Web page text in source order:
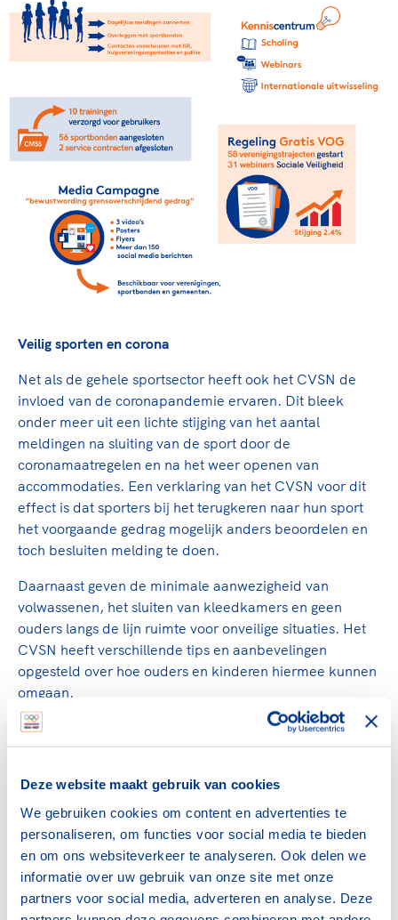
Deze website maakt gebruik van cookies
We gebruiken cookies om content en advertenties te
personaliseren, om functies voor social media te bieden
en om ons websiteverkeer te analyseren. Ook delen we
informatie over uw gebruik van onze site met onze
partners voor social media, adverteren en analyse. Deze
Veilig sporten en corona
Net als de gehele sportsector heeft ook het CVSN de
invloed van de coronapandemie ervaren. Dit bleek
onder meer uit een lichte stijging van het aantal
meldingen na sluiting van de sport door de
coronamaatregelen en na het weer openen van
accommodaties. Een verklaring van het CVSN voor dit
effect is dat sporters bij het terugkeren naar hun sport
het voorgaande gedrag mogelijk anders beoordelen en
toch besluiten melding te doen.
Daarnaast geven de minimale aanwezigheid van
volwassenen, het sluiten van kleedkamers en geen
ouders langs de lijn ruimte voor onveilige situaties. Het
CVSN heeft verschillende tips en aanbevelingen
opgesteld over hoe ouders en kinderen hiermee kunnen
omgaan.
Turnen: intimidatie en machtsmisbruik
meer aandacht gegeven aan gebeurtenissen van
intimidatie en machtsmisbruik rondom het turnen en
andere gymnastische sporten. Ook in Nederland kwam
er een toename van meldingen vanuit de turnwereld,
zowel bij de KNGU als bij het CVSN.
Discriminatie - Black lives matter